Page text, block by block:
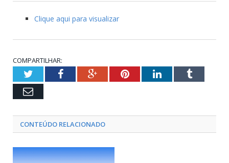
Clique aqui para visualizar
COMPARTILHAR:
TwitterFacebookGoogle+PinterestLinkedInTumblr
Email
CONTEÚDO RELACIONADO